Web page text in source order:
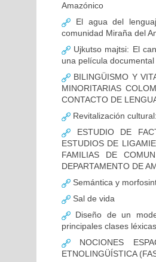
Amazónico
El agua del
comunidad Miraña del
Ujkutso majtsi: El
una película
BILINGÜISMO Y
MINORITARIAS
CONTACTO DE
Revitalización
ESTUDIO DE
ESTUDIOS DE
FAMILIAS DE
DEPARTAMENTO DE
Semántica y
Sal de vida
Diseño de un
principales clases
NOCIONES
ETNOLINGÜÍSTICA